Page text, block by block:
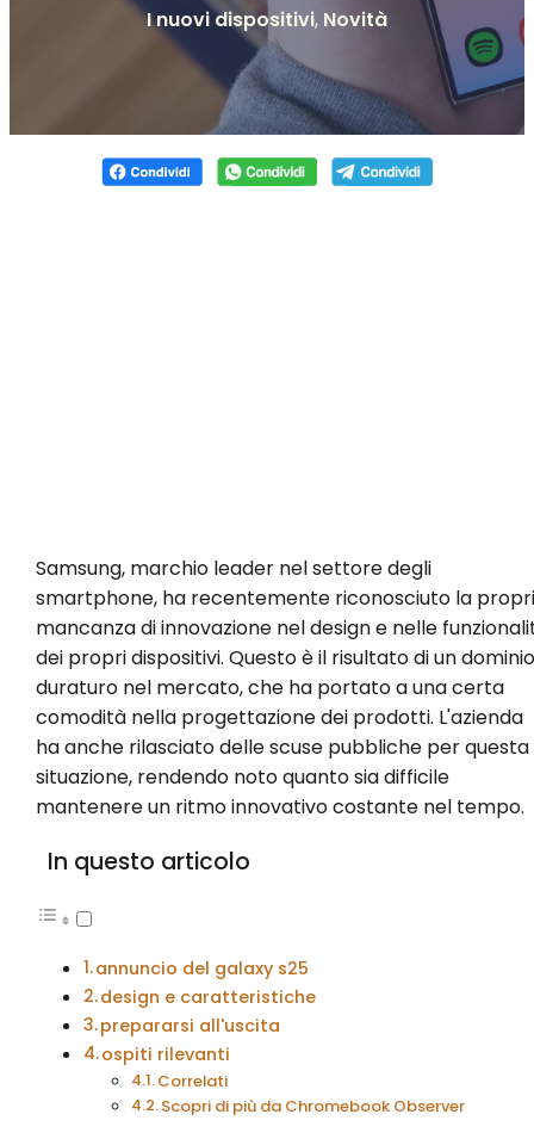
I nuovi dispositivi, Novità
Samsung, marchio leader nel settore degli
smartphone, ha recentemente riconosciuto la
mancanza di innovazione nel design e nelle
dei propri dispositivi. Questo è il risultato di un dominio
duraturo nel mercato, che ha portato a una certa
comodità nella progettazione dei prodotti. L'azienda
ha anche rilasciato delle scuse pubbliche per questa
situazione, rendendo noto quanto sia difficile
mantenere un ritmo innovativo costante nel tempo.
In questo articolo
annuncio del galaxy s25
design e caratteristiche
prepararsi all'uscita
ospiti rilevanti
Correlati
Scopri di più da Chromebook Observer